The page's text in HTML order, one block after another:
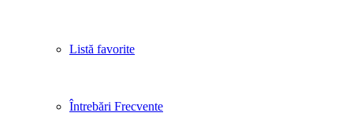
Listă favorite
Întrebări Frecvente